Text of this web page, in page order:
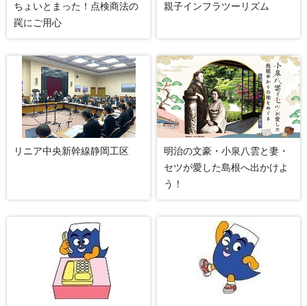
ちょいとまった！点検商法の
罠にご用心
親子インフラツーリズム
リニア中央新幹線静岡工区
明治の文豪・小泉八雲と妻・
セツが愛した島根へ出かけよ
う！